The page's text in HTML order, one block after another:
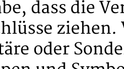
dass die
oder